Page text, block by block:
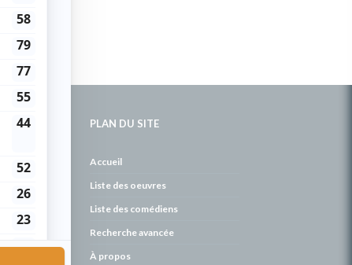
PLAN DU SITE
Accueil
Liste des oeuvres
Liste des comédiens
Recherche avancée
À propos